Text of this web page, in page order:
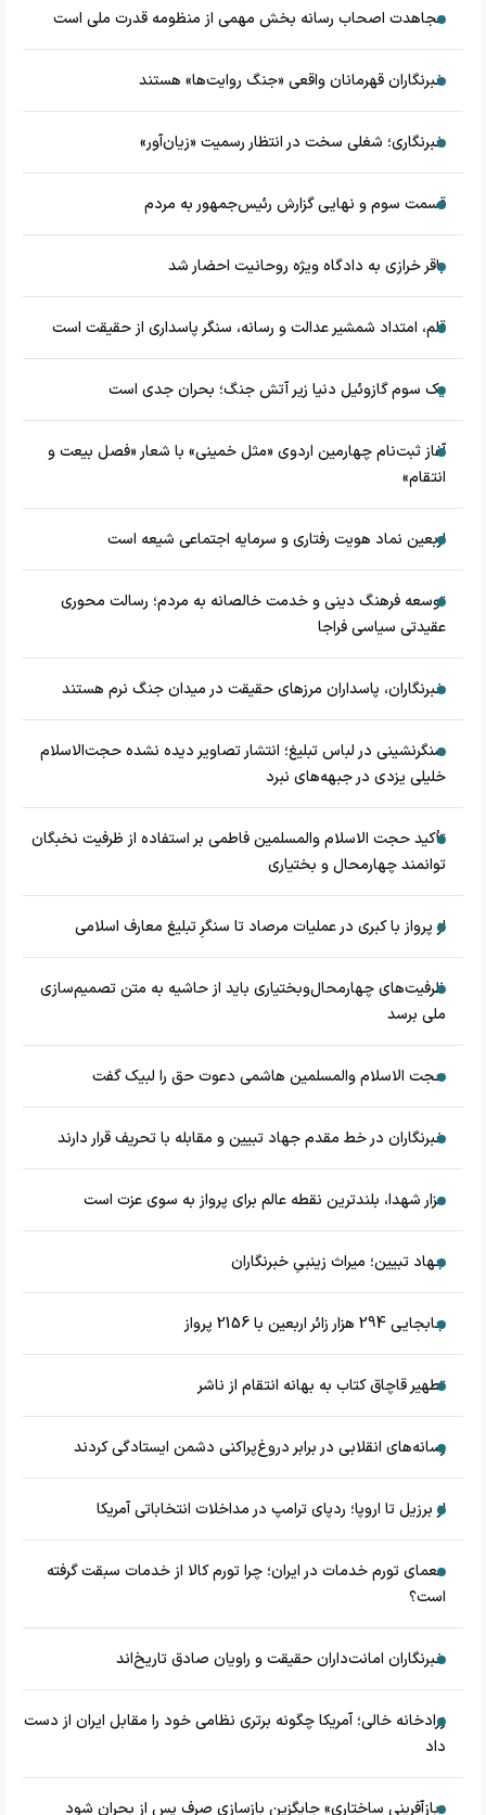
مجاهدت اصحاب رسانه بخش مهمی از منظومه قدرت ملی است
خبرنگاران قهرمانان واقعی «جنگ روایت‌ها» هستند
خبرنگاری؛ شغلی سخت در انتظار رسمیت «زیان‌آور»
قسمت سوم و نهایی گزارش رئیس‌جمهور به مردم
باقر خرازی به دادگاه ویژه روحانیت احضار شد
قلم، امتداد شمشیر عدالت و رسانه، سنگر پاسداری از حقیقت است
یک سوم گازوئیل دنیا زیر آتش جنگ؛ بحران جدی است
آغاز ثبت‌نام چهارمین اردوی «مثل خمینی» با شعار «فصل بیعت و
انتقام»
اربعین نماد هویت رفتاری و سرمایه اجتماعی شیعه است
توسعه فرهنگ دینی و خدمت خالصانه به مردم؛ رسالت محوری
عقیدتی سیاسی فراجا
خبرنگاران، پاسداران مرزهای حقیقت در میدان جنگ نرم هستند
سنگرنشینی در لباس تبلیغ؛ انتشار تصاویر دیده نشده حجت‌الاسلام
خلیلی یزدی در جبهه‌های نبرد
تأکید حجت الاسلام والمسلمین فاطمی بر استفاده از ظرفیت نخبگان
توانمند چهارمحال و بختیاری
از پرواز با کبری در عملیات مرصاد تا سنگرِ تبلیغ معارف اسلامی
ظرفیت‌های چهارمحال‌وبختیاری باید از حاشیه به متن تصمیم‌سازی
ملی برسد
حجت الاسلام والمسلمین هاشمی دعوت حق را لبیک گفت
خبرنگاران در خط مقدم جهاد تبیین و مقابله با تحریف قرار دارند
مزار شهدا، بلندترین نقطه عالم برای پرواز به سوی عزت است
جهاد تبیین؛ میراث زینبیِ خبرنگاران
جابجایی 294 هزار زائر اربعین با 2156 پرواز
تطهیر قاچاق کتاب به بهانه انتقام از ناشر
رسانه‌های انقلابی در برابر دروغ‌پراکنی دشمن ایستادگی کردند
از برزیل تا اروپا؛ ردپای ترامپ در مداخلات انتخاباتی آمریکا
معمای تورم خدمات در ایران؛ چرا تورم کالا از خدمات سبقت گرفته
است؟
خبرنگاران امانت‌داران حقیقت و راویان صادق تاریخ‌اند
زرادخانه‌ خالی؛ آمریکا چگونه برتری نظامی خود را مقابل ایران از دست
داد
«بازآفرینی ساختاری» جایگزین بازسازی صرف پس از بحران شود